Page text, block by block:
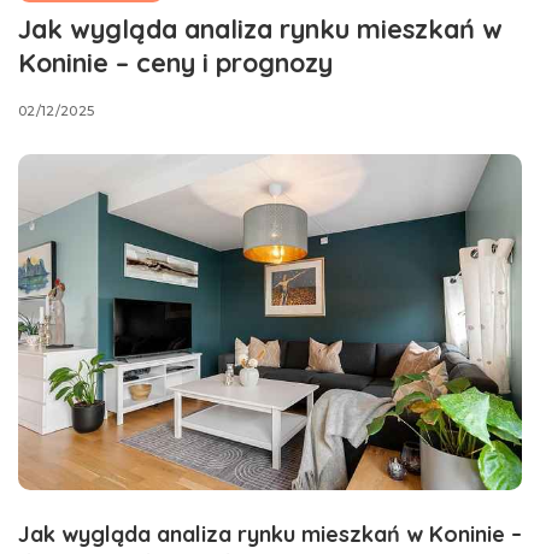
Jak wygląda analiza rynku mieszkań w
Koninie – ceny i prognozy
02/12/2025
Jak wygląda analiza rynku mieszkań w Koninie –